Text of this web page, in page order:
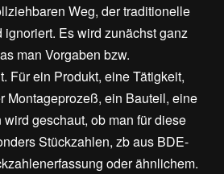
Weg, der traditionelle
Es wird zunächst ganz
man Vorgaben bzw.
Für ein Produkt, eine Tätigkeit,
Montageprozeß, ein Bauteil, eine
geschaut, ob man für diese
Stückzahlen, zb aus BDE-
oder ähnlichem.